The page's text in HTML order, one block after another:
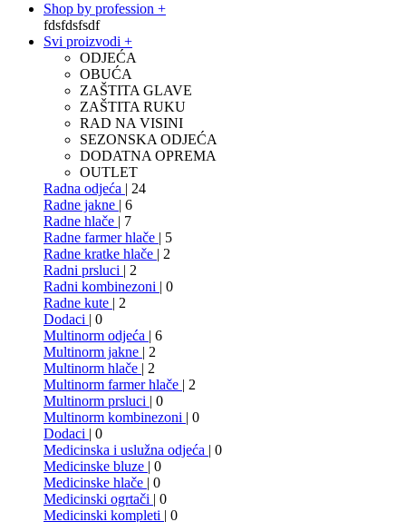
Shop by profession +
fdsfdsfsdf
Svi proizvodi +
ODJEĆA
OBUĆA
ZAŠTITA GLAVE
ZAŠTITA RUKU
RAD NA VISINI
SEZONSKA ODJEĆA
DODATNA OPREMA
OUTLET
Radna odjeća | 24
Radne jakne | 6
Radne hlače | 7
Radne farmer hlače | 5
Radne kratke hlače | 2
Radni prsluci | 2
Radni kombinezoni | 0
Radne kute | 2
Dodaci | 0
Multinorm odjeća | 6
Multinorm jakne | 2
Multinorm hlače | 2
Multinorm farmer hlače | 2
Multinorm prsluci | 0
Multinorm kombinezoni | 0
Dodaci | 0
Medicinska i uslužna odjeća | 0
Medicinske bluze | 0
Medicinske hlače | 0
Medicinski ogrtači | 0
Medicinski kompleti | 0